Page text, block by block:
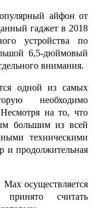
айфон от
гаджет в 2018
устройства по
6,5-дюймовый
внимания.
одной из самых
необходимо
на то, что
большим из всей
техническими
и продолжительная
Maxосуществляется
считать